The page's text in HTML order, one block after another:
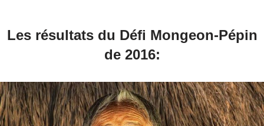
Les résultats du Défi Mongeon-Pépin
de 2016: